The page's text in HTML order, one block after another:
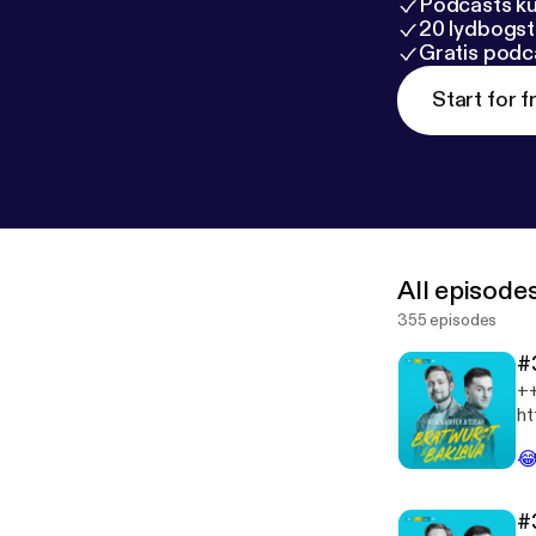
Podcasts
20
Gratis
Start for
All
355 episodes